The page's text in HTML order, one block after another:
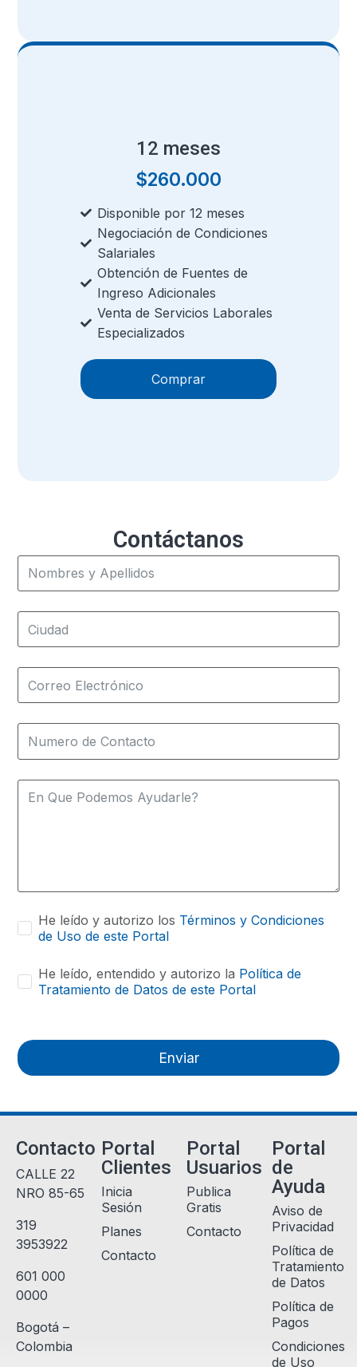
12 meses
$260.000
Disponible por 12 meses
Negociación de Condiciones
Salariales
Obtención de Fuentes de
Ingreso Adicionales
Venta de Servicios Laborales
Especializados
Comprar
Contáctanos
He leído y autorizo los Términos y Condiciones
de Uso de este Portal
He leído, entendido y autorizo la Política de
Tratamiento de Datos de este Portal
Enviar
Contacto
CALLE 22
NRO 85-65
319
3953922
601 000
0000
Bogotá –
Colombia
Portal
Clientes
Inicia
Sesión
Planes
Contacto
Portal
Usuarios
Publica
Gratis
Contacto
Portal
de
Ayuda
Aviso de
Privacidad
Política de
Tratamiento
de Datos
Política de
Pagos
Condiciones
de Uso